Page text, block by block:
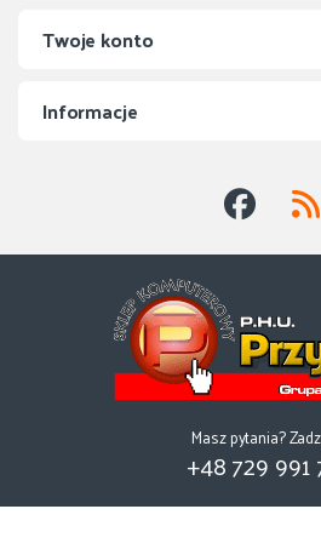
Twoje konto
Informacje
Masz pytania?
+48 729 991